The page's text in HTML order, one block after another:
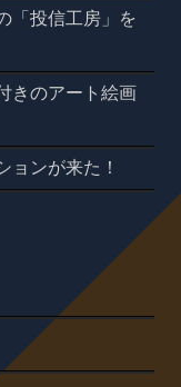
「投信工房」を
きのアート絵画
ョンが来た！